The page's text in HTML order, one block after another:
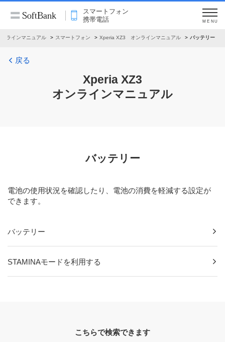
スマートフォン
携帯電話
MENU
ンラインマニュアル スマートフォン Xperia XZ3 オンラインマニュアル バッテリー
戻る
Xperia XZ3
オンラインマニュアル
バッテリー
電池の使用状況を確認したり、電池の消費を軽減する設定が
できます。
バッテリー
STAMINAモードを利用する
こちらで検索できます